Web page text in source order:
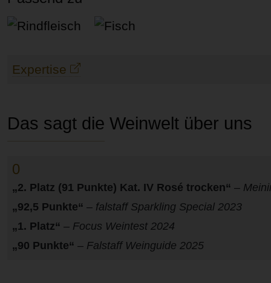
Rindfleisch Fisch
Expertise
Das sagt die Weinwelt über uns
0
„2. Platz (91 Punkte) Kat. IV Rosé trocken“ –
„92,5 Punkte“ – falstaff Sparkling Special 2023
„1. Platz“ – Focus Weintest 2024
„90 Punkte“ – Falstaff Weinguide 2025